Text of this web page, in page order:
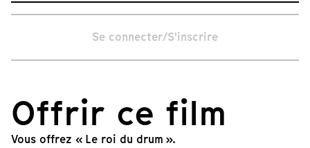
Se connecter/S'inscrire
Offrir ce film
Vous offrez « Le roi du drum ».